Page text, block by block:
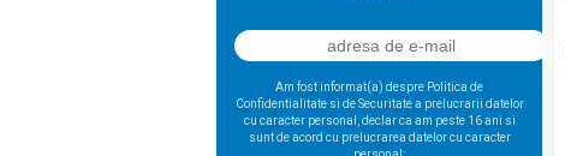
Am fost informat(a) despre Politica de
Confidentialitate si de Securitate a prelucrarii datelor
cu caracter personal, declar ca am peste 16 ani si
sunt de acord cu prelucrarea datelor cu caracter